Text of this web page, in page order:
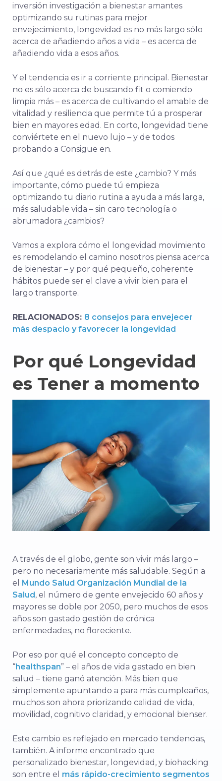
inversión investigación a bienestar amantes
optimizando su rutinas para mejor
envejecimiento, longevidad es no más largo sólo
acerca de añadiendo años a vida – es acerca de
añadiendo vida a esos años.
Yel tendencia es ir a corriente principal. Bienestar
no es sólo acerca de buscando fit o comiendo
limpia más – es acerca de cultivando el amable de
vitalidad y resiliencia que permite tú a prosperar
bien en mayores edad. En corto, longevidad tiene
conviértete en el nuevo lujo – y de todos
probando a Consigue en.
Así que ¿qué es detrás de este ¿cambio? Y más
importante, cómo puede tú empieza
optimizando tu diario rutina a ayuda a más larga,
más saludable vida – sin caro tecnología o
abrumadora ¿cambios?
Vamos a explora cómo el longevidad movimiento
es remodelando el camino nosotros piensa acerca
de bienestar – y por qué pequeño, coherente
hábitos puede ser el clave a vivir bien para el
largo transporte.
RELACIONADOS: 8 consejos para envejecer
más despacio y favorecer la longevidad
Por qué Longevidad
es Tener a momento
A través de el globo, gente son vivir más largo –
pero no necesariamente más saludable. Según a
el
Mundo Salud Organización Mundial de la
Salud , el número de gente envejecido 60 años y
mayores se doble por 2050, pero muchos de esos
años son gastado gestión de crónica
enfermedades, no floreciente.
Por eso por qué el concepto concepto de
“healthspan” – el años de vida gastado en bien
salud – tiene ganó atención. Más bien que
simplemente apuntando a para más cumpleaños,
muchos son ahora priorizando calidad de vida,
movilidad, cognitivo claridad, y emocional bienser.
Este cambio es reflejado en mercado tendencias,
también. Ainforme encontrado que
personalizado bienestar, longevidad, y biohacking
son entre el más rápido-crecimiento segmentos